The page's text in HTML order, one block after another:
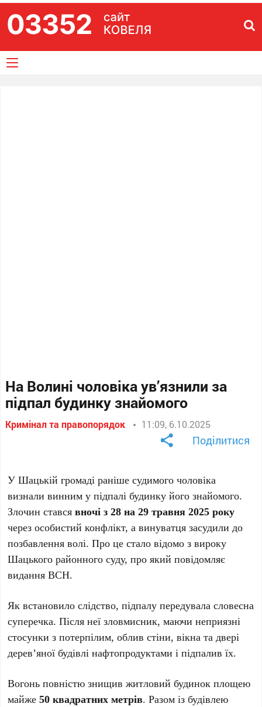
На Волині чоловіка ув’язнили за
підпал будинку знайомого
Кримінал та правопорядок 11:09, 6.10.2025
Поділитися
У Шацькій громаді раніше судимого чоловіка
визнали винним у підпалі будинку його знайомого.
Злочин ставсявночі з 28 на 29 травня 2025 року
через особистий конфлікт, а винуватця засудили до
позбавлення волі. Про це стало відомо з вироку
Шацького районного суду, про який повідомляє
видання ВСН.
Як встановило слідство, підпалу передувала словесна
суперечка. Після неї зловмисник, маючи неприязні
стосунки з потерпілим, облив стіни, вікна та двері
дерев’яної будівлі нафтопродуктами і підпалив їх.
Вогонь повністю знищив житловий будинок площею
майже50 квадратних метрів. Разом із будівлею